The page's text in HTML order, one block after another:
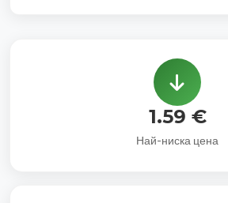
1.59 €
Най-ниска цена